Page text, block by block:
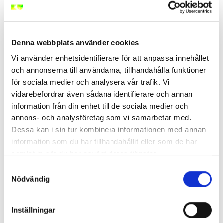
Denna webbplats använder cookies
Vi använder enhetsidentifierare för att anpassa innehållet
och annonserna till användarna, tillhandahålla funktioner
för sociala medier och analysera vår trafik. Vi
vidarebefordrar även sådana identifierare och annan
information från din enhet till de sociala medier och
annons- och analysföretag som vi samarbetar med.
Dessa kan i sin tur kombinera informationen med annan
information som du har tillhandahållit eller som de har
Nödvändig
Inställningar
motivationen och främja samarbete inom
teamet.
ökar dina chanser till avancemang och nya
möjligheter inom organisationen eller i framtida
roller.
Att delta i ledarskapsutbildningar är inte bara ett sätt
att vässa dina kompetenser, utan också en chans att
bidra till en bättre arbetsmiljö och en mer
framgångsrik organisation.
Varför välja Kompetensutveckla
för era ledarskapsutbildningar?
som mål att bli det självklara valet för företag och
organisationer som vill höja sin personals kompetens.